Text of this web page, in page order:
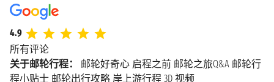
4.9
所有评论
关于邮轮行程：
邮轮好奇心 启程之前 邮轮之旅Q&A 邮轮行
程小贴士 邮轮出行攻略 岸上游行程 3D 视频